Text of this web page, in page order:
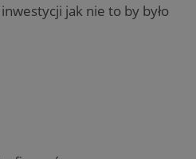
jak nie to by było